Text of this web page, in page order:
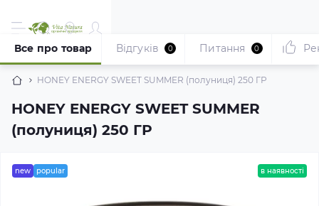
HONEY ENERGY SWEET SUMMER (полуниця) 250 ГР
HONEY ENERGY SWEET SUMMER
(полуниця) 250 ГР
Все про товар Відгуків 0 Питання 0
new popular в наявності